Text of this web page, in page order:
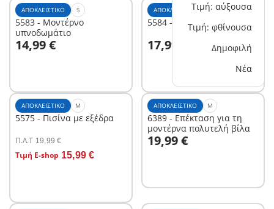
Τιμή: αύξουσα
Τιμή: φθίνουσα
Δημοφιλή
Νέα
ΑΠΟΚΛΕΙΣΤΙΚΌ S
5583 - Μοντέρνο
υπνοδωμάτιο
14,99 €
Στο καλάθι
ΑΠΟΚΛΕΙΣΤΙΚΌ S
5584 - Μοντέρνο καθιστικό
17,99 €
ΑΠΟΚΛΕΙΣΤΙΚΌ M
5575 - Πισίνα με εξέδρα
Π.Λ.T 19,99 €
Τιμή E-shop 15,99 €
Στο καλάθι
ΑΠΟΚΛΕΙΣΤΙΚΌ M
6389 - Επέκταση για τη
μοντέρνα πολυτελή βίλα
19,99 €
Στο καλάθι